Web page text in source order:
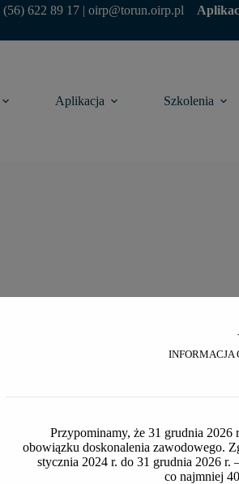
(56) 622 89 17 | oirp@torun.oirp.pl
Aplikacja Szkolenia
1
2025-03-04
INFORMACJA
Przypominamy, że 31 grudnia
obowiązku doskonalenia zawodowego.
stycznia 2024 r. do 31 grudnia 2026
co najmniej